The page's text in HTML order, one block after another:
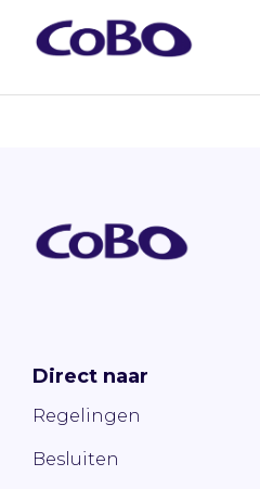
Direct naar
Regelingen
Besluiten